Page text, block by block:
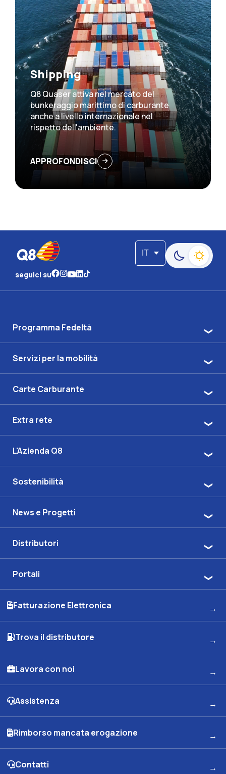
Shipping
Q8 Quaser attiva nel mercato del
bunkeraggio marittimo di carburante
anche a livello internazionale nel
rispetto dell'ambiente.
APPROFONDISCI
IT
Passa alla
seguici su
Programma Fedeltà
Servizi per la mobilità
Carte Carburante
Extra rete
L'Azienda Q8
Sostenibilità
News e Progetti
Distributori
Portali
Fatturazione Elettronica
Trova il distributore
Lavora con noi
Assistenza
Rimborso mancata erogazione
Contatti